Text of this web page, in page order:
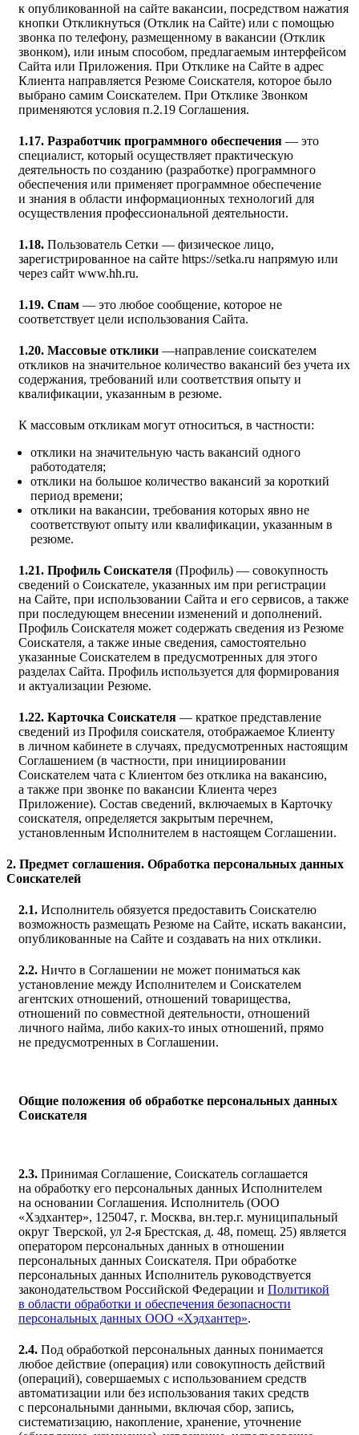
к опубликованной на сайте вакансии, посредством нажатия
кнопки Откликнуться (Отклик на Сайте) или с помощью
звонка по телефону, размещенному в вакансии (Отклик
звонком), или иным способом, предлагаемым интерфейсом
Сайта или Приложения. При Отклике на Сайте в адрес
Клиента направляется Резюме Соискателя, которое было
выбрано самим Соискателем. При Отклике Звонком
применяются условия п.2.19 Соглашения.
1.17. Разработчик программного обеспечения — это
специалист, который осуществляет практическую
деятельность по созданию (разработке) программного
обеспечения или применяет программное обеспечение
и знания в области информационных технологий для
осуществления профессиональной деятельности.
1.18. Пользователь Сетки — физическое лицо,
зарегистрированное на сайте https://setka.ru напрямую или
через сайт www.hh.ru.
1.19. Спам — это любое сообщение, которое не
соответствует цели использования Сайта.
1.20. Массовые отклики —направление соискателем
откликов на значительное количество вакансий без учета их
содержания, требований или соответствия опыту и
квалификации, указанным в резюме.
К массовым откликам могут относиться, в частности:
отклики на значительную часть вакансий одного
работодателя;
отклики на большое количество вакансий за короткий
период времени;
отклики на вакансии, требования которых явно не
соответствуют опыту или квалификации, указанным в
резюме.
1.21. Профиль Соискателя (Профиль) — совокупность
сведений о Соискателе, указанных им при регистрации
на Сайте, при использовании Сайта и его сервисов, а также
при последующем внесении изменений и дополнений.
Профиль Соискателя может содержать сведения из Резюме
Соискателя, а также иные сведения, самостоятельно
указанные Соискателем в предусмотренных для этого
разделах Сайта. Профиль используется для формирования
и актуализации Резюме.
1.22. Карточка Соискателя — краткое представление
сведений из Профиля соискателя, отображаемое Клиенту
в личном кабинете в случаях, предусмотренных настоящим
Соглашением (в частности, при инициировании
Соискателем чата с Клиентом без отклика на вакансию,
а также при звонке по вакансии Клиента через
Приложение). Состав сведений, включаемых в Карточку
соискателя, определяется закрытым перечнем,
установленным Исполнителем в настоящем Соглашении.
2. Предмет соглашения. Обработка персональных данных
Соискателей
2.1. Исполнитель обязуется предоставить Соискателю
возможность размещать Резюме на Сайте, искать вакансии,
опубликованные на Сайте и создавать на них отклики.
2.2. Ничто в Соглашении не может пониматься как
установление между Исполнителем и Соискателем
агентских отношений, отношений товарищества,
отношений по совместной деятельности, отношений
личного найма, либо каких-то иных отношений, прямо
не предусмотренных в Соглашении.
Общие положения об обработке персональных данных
Соискателя
2.3. Принимая Соглашение, Соискатель соглашается
на обработку его персональных данных Исполнителем
на основании Соглашения. Исполнитель (ООО
«Хэдхантер», 125047, г. Москва, вн.тер.г. муниципальный
округ Тверской, ул 2-я Брестская, д. 48, помещ. 25) является
оператором персональных данных в отношении
персональных данных Соискателя. При обработке
персональных данных Исполнитель руководствуется
законодательством Российской Федерации и Политикой
в области обработки и обеспечения безопасности
персональных данных ООО «Хэдхантер».
2.4. Под обработкой персональных данных понимается
любое действие (операция) или совокупность действий
(операций), совершаемых с использованием средств
автоматизации или без использования таких средств
с персональными данными, включая сбор, запись,
систематизацию, накопление, хранение, уточнение